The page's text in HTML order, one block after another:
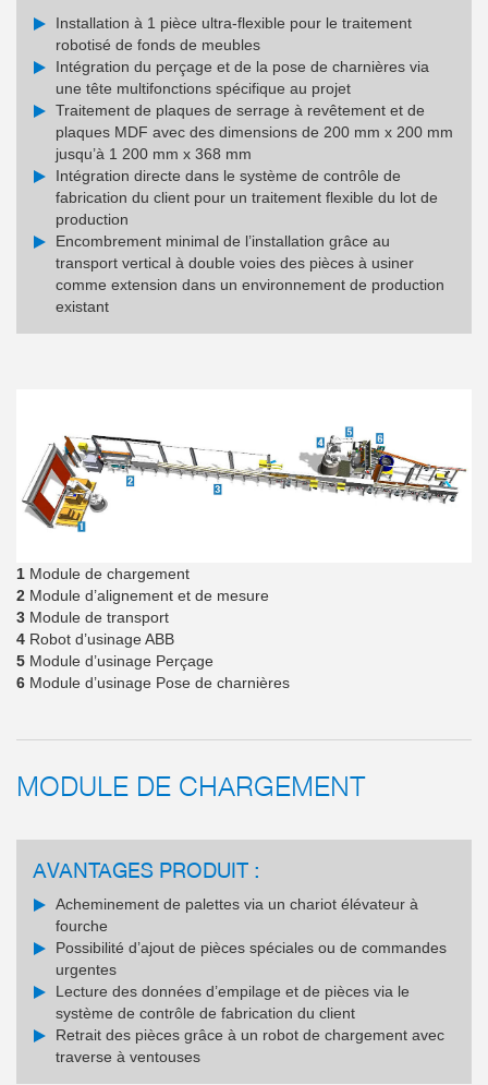
Installation à 1 pièce ultra-flexible pour le traitement
robotisé de fonds de meubles
Intégration du perçage et de la pose de charnières via
une tête multifonctions spécifique au projet
Traitement de plaques de serrage à revêtement et de
plaques MDF avec des dimensions de 200 mm x 200 mm
jusqu’à 1 200 mm x 368 mm
Intégration directe dans le système de contrôle de
fabrication du client pour un traitement flexible du lot de
production
Encombrement minimal de l’installation grâce au
transport vertical à double voies des pièces à usiner
comme extension dans un environnement de production
existant
1 Module de chargement
2 Module d’alignement et de mesure
3 Module de transport
4 Robot d’usinage ABB
5 Module d’usinage Perçage
6 Module d’usinage Pose de charnières
MODULE DE CHARGEMENT
AVANTAGES PRODUIT :
Acheminement de palettes via un chariot élévateur à
fourche
Possibilité d’ajout de pièces spéciales ou de commandes
urgentes
Lecture des données d’empilage et de pièces via le
système de contrôle de fabrication du client
Retrait des pièces grâce à un robot de chargement avec
traverse à ventouses